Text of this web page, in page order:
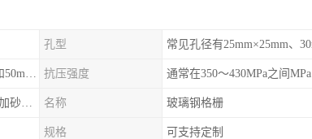
孔型
常见的有19mm、25mm、30mm、38mm和50mm等 抗压强度 通常在350～430MPa之间MPa
普通型 防滑型 ‌烤漆型 封边型 ‌微孔 立体 加砂覆面型 平面型 名称 玻璃钢格栅
规格 可支持定制